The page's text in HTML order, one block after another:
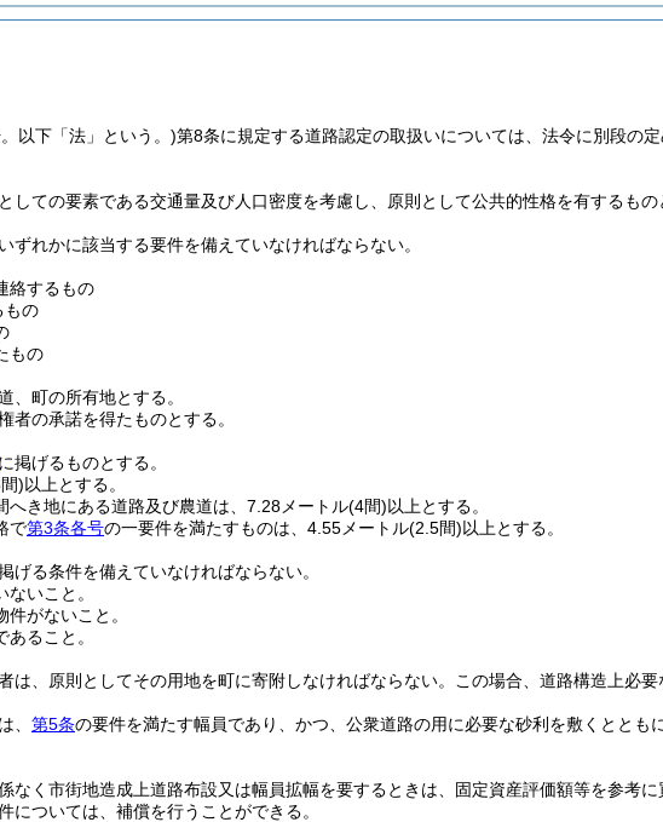
以下「法」という。)第8条に規定する道路認定の取扱いについては、法令に別段の
しての要素である交通量及び人口密度を考慮し、原則として公共的性格を有するもの
ずれかに該当する要件を備えていなければならない。
絡するもの
もの
もの
、町の所有地とする。
者の承諾を得たものとする。
に掲げるものとする。
)以上とする。
へき地にある道路及び農道は、7.28メートル(4間)以上とする。
で第3条各号の一要件を満たすものは、4.55メートル(2.5間)以上とする。
げる条件を備えていなければならない。
いこと。
がないこと。
ること。
は、原則としてその用地を町に寄附しなければならない。
この場合、道路構造上必
、 第5条の要件を満たす幅員であり、かつ、公衆道路の用に必要な砂利を敷くととも
なく市街地造成上道路布設又は幅員拡幅を要するときは、固定資産評価額等を参考に
については、補償を行うことができる。